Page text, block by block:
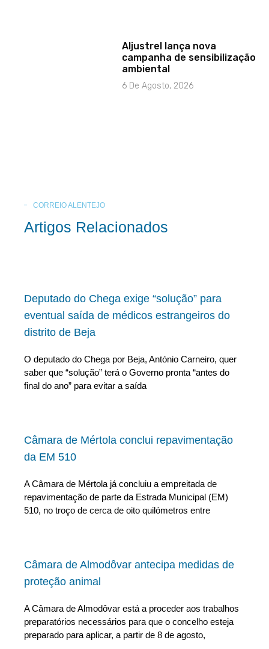
Aljustrel lança nova
campanha de sensibilização
ambiental
6 De Agosto, 2026
CORREIO ALENTEJO
Artigos Relacionados
Deputado do Chega exige “solução” para
eventual saída de médicos estrangeiros do
distrito de Beja
O deputado do Chega por Beja, António Carneiro, quer
saber que “solução” terá o Governo pronta “antes do
final do ano” para evitar a saída
Câmara de Mértola conclui repavimentação
da EM 510
A Câmara de Mértola já concluiu a empreitada de
repavimentação de parte da Estrada Municipal (EM)
510, no troço de cerca de oito quilómetros entre
Câmara de Almodôvar antecipa medidas de
proteção animal
A Câmara de Almodôvar está a proceder aos trabalhos
preparatórios necessários para que o concelho esteja
preparado para aplicar, a partir de 8 de agosto,